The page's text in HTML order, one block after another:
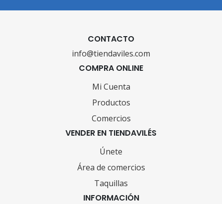
CONTACTO
info@tiendaviles.com
COMPRA ONLINE
Mi Cuenta
Productos
Comercios
VENDER EN TIENDAVILÉS
Únete
Área de comercios
Taquillas
INFORMACIÓN